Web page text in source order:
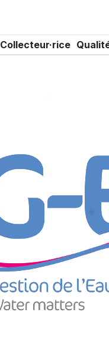
Collecteur·rice